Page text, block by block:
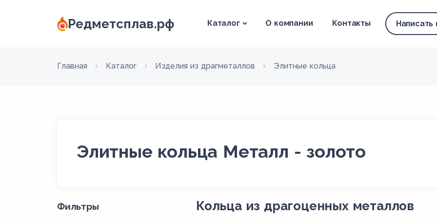
Редметсплав.рф Каталог О компании Контакты Написать
Главная Каталог Изделия из драгметаллов Элитные кольца
Элитные кольца Металл - золото
Фильтры Кольца из драгоценных металлов